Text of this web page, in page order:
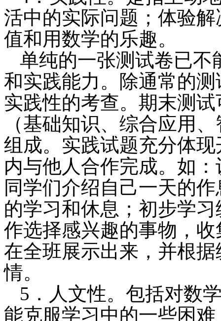
活中的实际问题；体验
值和用数学的乐趣。
单纯的一张测试卷已不
和实践能力。除通常的
实践性的考查。期末测
（基础知识、综合应用
组成。实践试题充分体
内与他人合作完成。如
同学们介绍自己一天的
的学习和休息；初步学
作选择感兴趣的事物，
在全班展示出来，并根
情。
5．人文性。包括对数
能克服学习中的一些困